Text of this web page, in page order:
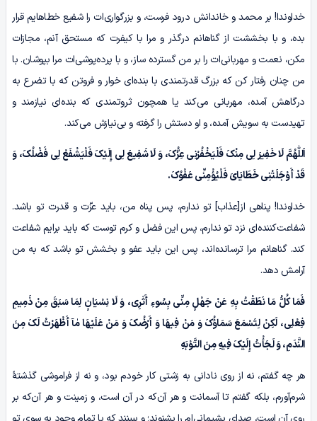
خداوندا! بر محمد و خاندانش درود فرست، و بزرگواری‌ات را شفیع خطاهایم قرار
بده، و با بخششت از گناهانم درگذر و مرا با کیفرت که مستحق آنم، مجازات
مکن، نعمت و مهربانی‌ات را بر من گسترده ساز، و با پرده‌پوشی‌ات مرا بپوشان. با
من چنان رفتار کن که بزرگ قدرتمندی با بنده‌ای خوار و فروتن که با تضرع به
درگاهش آمده، مهربانی می‌کند یا همچون ثروتمندی که بنده‌ای نیازمند و
تهیدست به سویش آمده، و او دستش را گرفته و بی‌نیازش می‌کند.
اَللّٰهُمَّلَا خَفِیرَ لِی مِنْکَ فَلْیَخْفُرْنِی عِزُّکَ، وَ لَا شَفِیعَ لِی إِلَیْکَ فَلْیَشْفَعْ لِی فَضْلُکَ، وَ
قَدْ أَوْجَلَتْنِی خَطَایَایَ فَلْیُؤْمِنِّی عَفْوُکَ.
خداوندا! پناهی از[عذاب] تو ندارم، پس پناه من، باید عزّت و قدرت تو باشد.
شفاعت‌کننده‌ای نزد تو ندارم، پس این فضل و کرم توست که باید برایم شفاعت
کند. گناهانم مرا ترسانده‌اند، پس این باید عفو و بخشش تو باشد که به من
آرامش دهد.
فَمَا کُلُّ مَا نَطَقْتُ بِهِ عَنْ جَهْلٍ مِنِّی بِسُوءِ أَثَرِی، وَ لَا نِسْیَانٍ لِمَا سَبَقَ مِنْ ذَمِیمِ
فِعْلِی، لَکِنْ لِتَسْمَعَ سَمَاؤُکَ وَ مَنْ فِیهَا وَ أَرْضُکَ وَ مَنْ عَلَیْهَامٰآأَظْهَرْتُ لَکَ مِنَ
النَّدَمِ، وَ لَجَأْتُ إِلَیْکَ فِیهِ مِنَ التَّوْبَهِ
هر چه گفتم، نه از روی نادانی به زشتی کار خودم بود، و نه از فراموشی گذشتۀ
شرم‌آورم، بلکه گفتم تا آسمانت و هر آن‌که در آن است، و زمینت و هر آن‌که بر